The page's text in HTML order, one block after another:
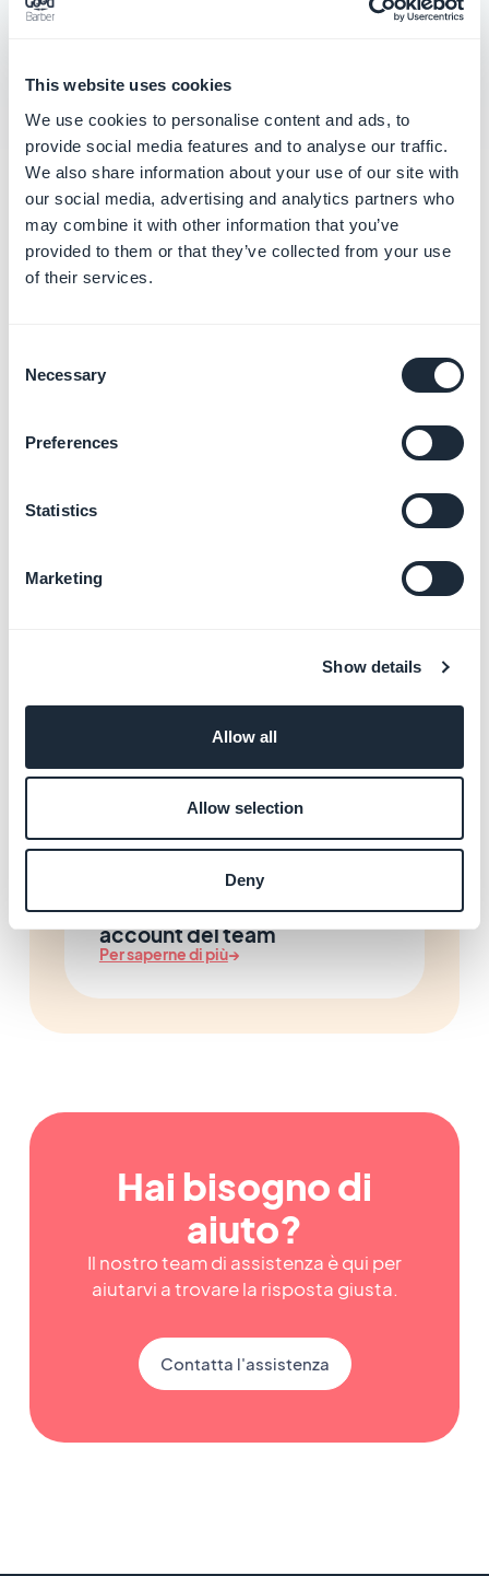
This website uses cookies
We use cookies to personalise content and ads, to
provide social media features and to analyse our traffic.
We also share information about your use of our site with
our social media, advertising and analytics partners who
may combine it with other information that you’ve
provided to them or that they’ve collected from your use
of their services.
Selection
Necessary
Preferences
Statistics
Marketing
Show details
Allow all
Allow selection
Deny
Termini e condizioni di servizio / Informativa
Categorie correlate
Muovere i primi passi
dominio personalizzato
Proteggere l'App con SSL
Gestire la tua fatturazione e il
tuo abbonamento
Gestire gli accessi e gli
account del team
Per saperne di più→
Hai bisogno di
aiuto?
Il nostro team di assistenza è qui per
aiutarvi a trovare la risposta giusta.
Contatta l'assistenza